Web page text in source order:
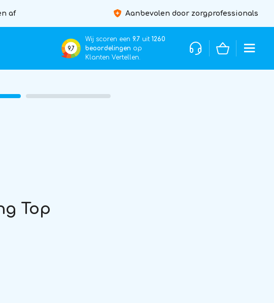
af Aanbevolen door zorgprofessionals
9,7
Wij scoren een 9.7 uit 1260
beoordelingen op
Klanten Vertellen.
Top